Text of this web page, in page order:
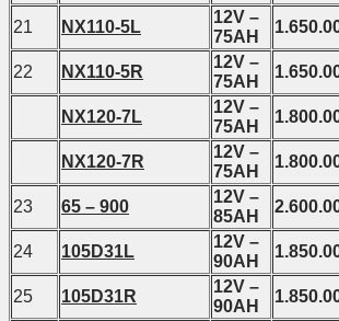
21 NX110-5L
12V –
75AH
22 NX110-5R
12V –
75AH
NX120-7L
12V –
75AH
NX120-7R
12V –
75AH
23 65 – 900
12V –
85AH
24 105D31L
12V –
90AH
25 105D31R
12V –
90AH